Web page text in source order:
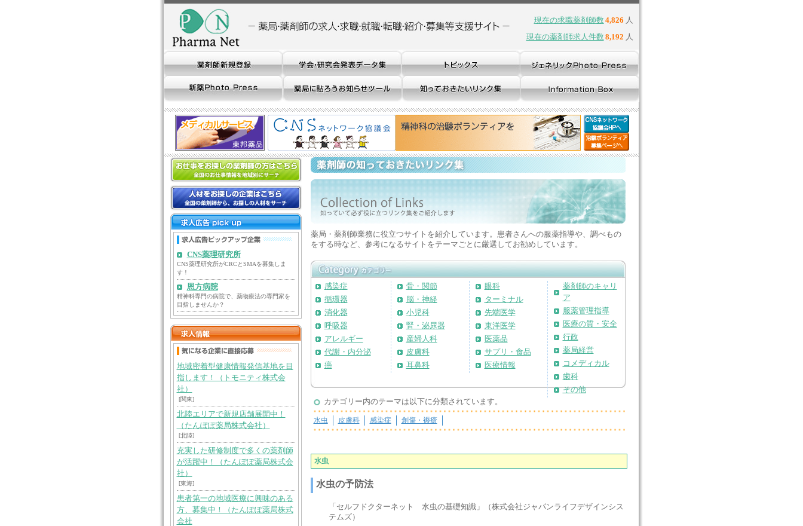
現在の求職薬剤師数 4,826 人
現在の薬剤師求人件数 8,192 人
CNS薬理研究所
CNS薬理研究所がCRCとSMAを募集しま
す！
恩方病院
精神科専門の病院で、薬物療法の専門家を
目指しませんか？
地域密着型健康情報発信基地を目
指します！（トモニティ株式会
社）
[関東]
北陸エリアで新規店舗展開中！
（たんぽぽ薬局株式会社）
[北陸]
充実した研修制度で多くの薬剤師
が活躍中！（たんぽぽ薬局株式会
社）
[東海]
患者第一の地域医療に興味のある
方、募集中！（たんぽぽ薬局株式
会社
薬局・薬剤師業務に役立つサイトを紹介しています。患者さんへの服薬指導や、調べもの
をする時など、参考になるサイトをテーマごとに厳選してお勧めしています。
薬剤師のキャリ
ア
服薬管理指導
医療の質・安全
行政
薬局経営
コメディカル
歯科
その他
眼科
ターミナル
先端医学
東洋医学
医薬品
サプリ・食品
医療情報
骨・関節
脳・神経
小児科
腎・泌尿器
産婦人科
皮膚科
耳鼻科
感染症
循環器
消化器
呼吸器
アレルギー
代謝・内分泌
癌
カテゴリー内のテーマは以下に分類されています。
水虫 皮膚科 感染症 創傷・褥瘡
水虫
水虫の予防法
「セルフドクターネット 水虫の基礎知識」（株式会社ジャパンライフデザインシス
テムズ）